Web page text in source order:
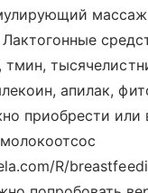
массаж
тмин,
апилак,
приобрести или
R/